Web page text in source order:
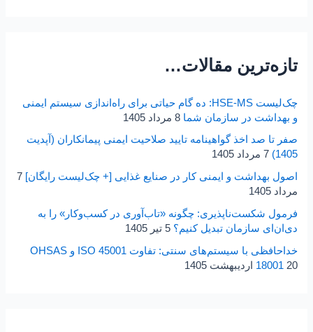
و
ر
ا
ی
تازه‌ترین مقالات…
چک‌لیست HSE-MS: ده گام حیاتی برای راه‌اندازی سیستم ایمنی
و بهداشت در سازمان شما 8 مرداد 1405
صفر تا صد اخذ گواهینامه تایید صلاحیت ایمنی پیمانکاران (آپدیت
1405) 7 مرداد 1405
اصول بهداشت و ایمنی کار در صنایع غذایی [+ چک‌لیست رایگان] 7
مرداد 1405
فرمول شکست‌ناپذیری: چگونه «تاب‌آوری در کسب‌و‌کار» را به
دی‌ان‌ای سازمان تبدیل کنیم؟ 5 تیر 1405
خداحافظی با سیستم‌های سنتی: تفاوت ISO 45001 و OHSAS
18001 20 اردیبهشت 1405